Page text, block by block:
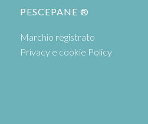
PESCEPANE ®
Marchio registrato
Privacy e cookie Policy